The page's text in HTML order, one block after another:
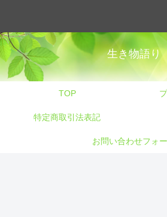
生き物語り
TOP
特定商取引法表記
お問い合わせフォ